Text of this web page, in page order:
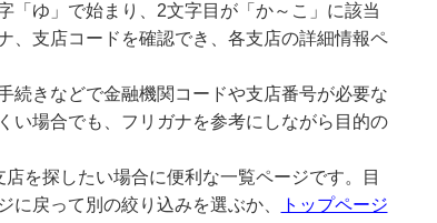
「ゆ」で始まり、2文字目が「か～こ」に該当
、支店コードを確認でき、各支店の詳細情報ペ
続きなどで金融機関コードや支店番号が必要な
い場合でも、フリガナを参考にしながら目的の
を探したい場合に便利な一覧ページです。目
戻って別の絞り込みを選ぶか、
トップページ